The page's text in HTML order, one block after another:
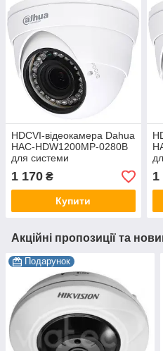
HDCVI-відеокамера Dahua
HAC-HDW1200MP-0280B
для системи
відеоспостереження
1 170 ₴
Купити
1
Акційні пропозиції та
Подарунок